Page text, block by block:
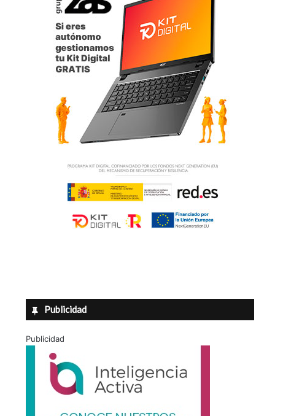
Publicidad
Publicidad